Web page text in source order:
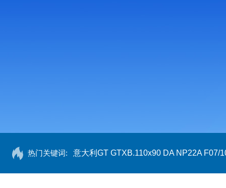
热门关键词: 意大利GT GTXB.110x90 DA NP22A F07/